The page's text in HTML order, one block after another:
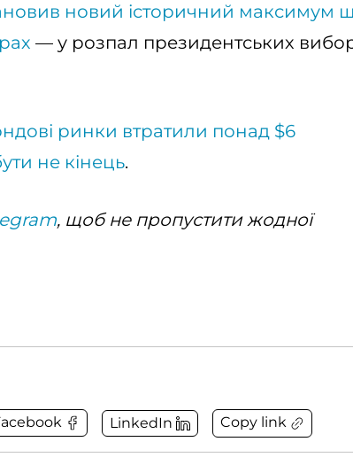
новий історичний максимум
— у розпал президентських
ринки втратили понад $6
не кінець.
, щоб не пропустити жодної
LinkedIn Copy link